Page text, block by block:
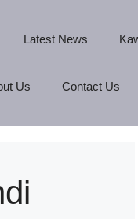
Latest News
Us Contact Us